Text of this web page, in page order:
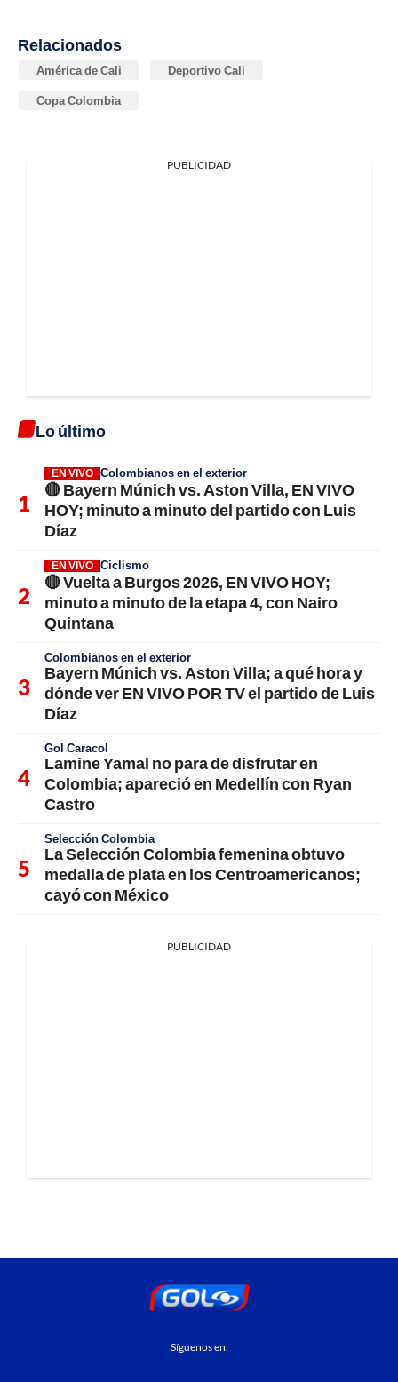
Relacionados
América de Cali Deportivo Cali
Copa Colombia
PUBLICIDAD
Lo último
EN VIVO Colombianos en el exterior
🔴 Bayern Múnich vs. Aston Villa, EN VIVO
HOY; minuto a minuto del partido con Luis
Díaz
EN VIVO Ciclismo
🔴 Vuelta a Burgos 2026, EN VIVO HOY;
minuto a minuto de la etapa 4, con Nairo
Quintana
Colombianos en el exterior
Bayern Múnich vs. Aston Villa; a qué hora y
dónde ver EN VIVO POR TV el partido de Luis
Díaz
Gol Caracol
Lamine Yamal no para de disfrutar en
Colombia; apareció en Medellín con Ryan
Castro
Selección Colombia
La Selección Colombia femenina obtuvo
medalla de plata en los Centroamericanos;
cayó con México
PUBLICIDAD
Síguenos en: